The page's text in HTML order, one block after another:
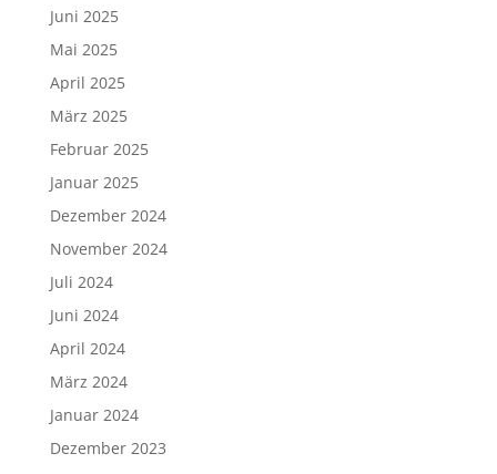
Juni 2025
Mai 2025
April 2025
März 2025
Februar 2025
Januar 2025
Dezember 2024
November 2024
Juli 2024
Juni 2024
April 2024
März 2024
Januar 2024
Dezember 2023